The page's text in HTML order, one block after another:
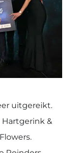
uitgereikt.
&